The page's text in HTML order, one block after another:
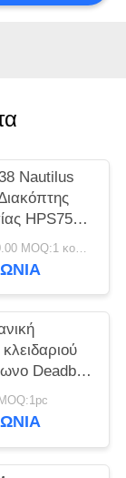
Nautilus
HPS750-
$1.00~$1000.00 MOQ:1 κομμάτι
Deadbolt